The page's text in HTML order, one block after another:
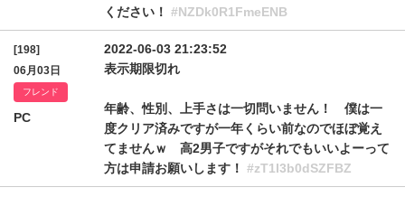
ください！ #NZDk0R1FmeENB
[198]
06月03日
フレンド
PC
2022-06-03 21:23:52
表示期限切れ
年齢、性別、上手さは一切問いません！ 僕は一
度クリア済みですが一年くらい前なのでほぼ覚え
てませんｗ 高2男子ですがそれでもいいよーって
方は申請お願いします！ #zT1I3b0dSZFBZ